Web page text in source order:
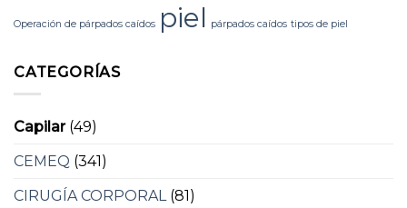
Operación de párpados caídos piel párpados caídos tipos de piel
CATEGORÍAS
Capilar(49)
CEMEQ (341)
CIRUGÍA CORPORAL(81)